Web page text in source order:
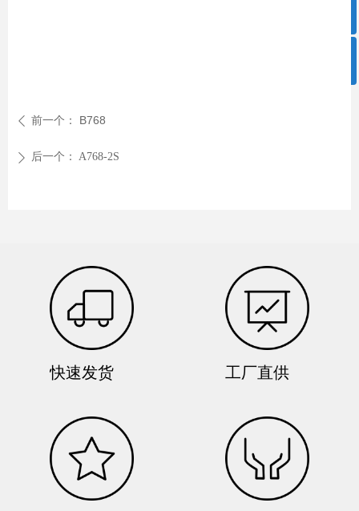
ꄴ 前一个： B768
ꄲ 后一个： A768-2S
快速发货 工厂直供